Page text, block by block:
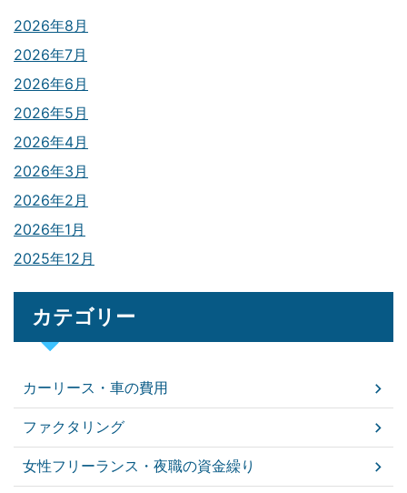
2026年8月
2026年7月
2026年6月
2026年5月
2026年4月
2026年3月
2026年2月
2026年1月
2025年12月
カテゴリー
カーリース・車の費用
ファクタリング
女性フリーランス・夜職の資金繰り